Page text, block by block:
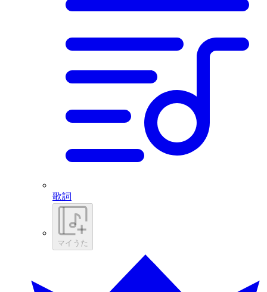
歌詞
マイうた